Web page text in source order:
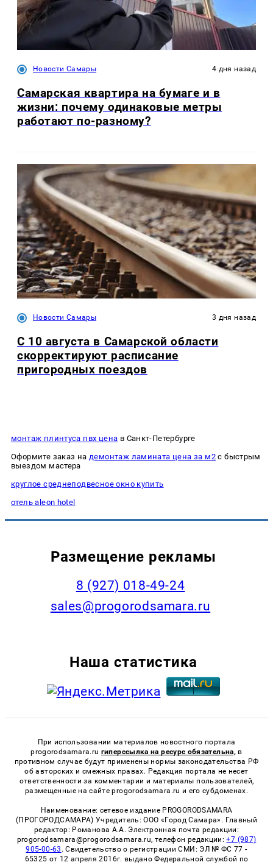
Новости Самары 4 дня назад
Самарская квартира на бумаге и в
жизни: почему одинаковые метры
работают по-разному?
Новости Самары 3 дня назад
С 10 августа в Самарской области
скорректируют расписание
пригородных поездов
монтаж плинтуса пвх цена в Санкт-Петербурге
Оформите заказ на демонтаж ламината цена за м2с быстрым
выездом мастера
круглое среднеподвесное окно купить
отель aleon hotel
Размещение рекламы
8 (927) 018-49-24
sales@progorodsamara.ru
Наша статистика
При использовании материалов новостного портала
progorodsamara.ru гиперссылка на ресурс обязательна, в
противном случае будут применены нормы законодательства РФ
об авторских и смежных правах. Редакция портала не несет
ответственности за комментарии и материалы пользователей,
размещенные на сайте progorodsamara.ru и его субдоменах.
Наименование: сетевое издание PROGORODSAMARA
(ПРОГОРОДСАМАРА) Учредитель: ООО «Город Самара». Главный
редактор: Романова А.А. Электронная почта редакции:
progorodsamara@progorodsamara.ru, телефон редакции:+7 (987)
905-00-63 . Свидетельство о регистрации СМИ: ЭЛ № ФС 77 -
65325 от 12 апреля 2016г. выдано Федеральной службой по